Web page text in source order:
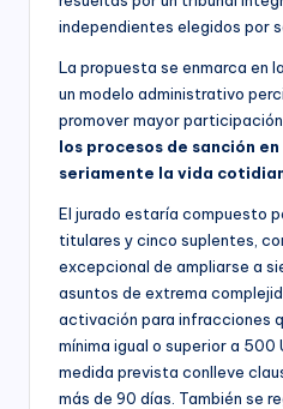
independientes elegidos por
La propuesta se enmarca en
un modelo administrativo
promover mayor
los procesos de sanción
seriamente la vida
El jurado estaría compuesto
titulares y cinco suplentes,
excepcional de ampliarse a
asuntos de extrema
activación para infracciones
mínima igual o superior a 500
medida prevista conlleve
más de 90 días. También se